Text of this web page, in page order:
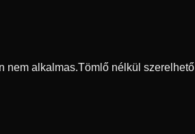
nem alkalmas.Tömlő nélkül szerelhető